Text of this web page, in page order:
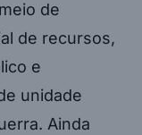
de
de recursos,
e
unidade
Ainda